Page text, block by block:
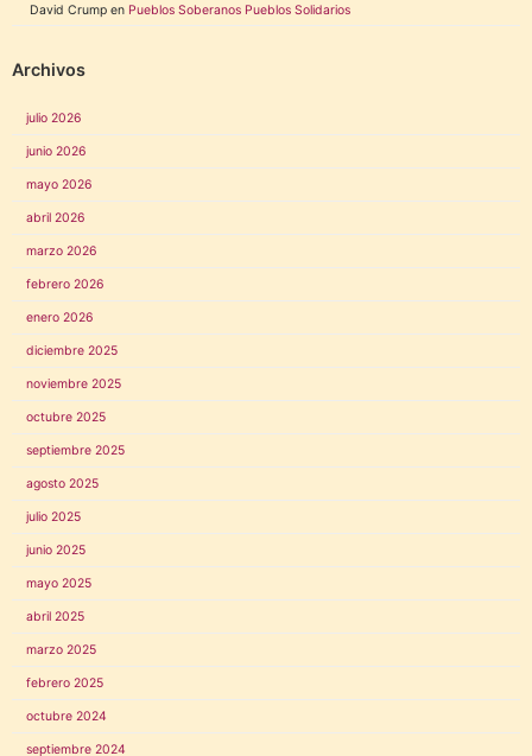
David Crump en Pueblos Soberanos Pueblos Solidarios
Archivos
julio 2026
junio 2026
mayo 2026
abril 2026
marzo 2026
febrero 2026
enero 2026
diciembre 2025
noviembre 2025
octubre 2025
septiembre 2025
agosto 2025
julio 2025
junio 2025
mayo 2025
abril 2025
marzo 2025
febrero 2025
octubre 2024
septiembre 2024